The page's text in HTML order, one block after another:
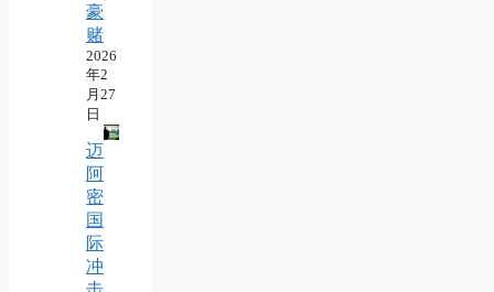
豪
赌
2026
年2
月27
日
迈
阿
密
国
际
冲